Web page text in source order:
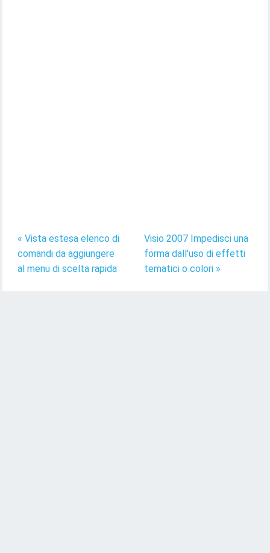
« Vista estesa elenco di
comandi da aggiungere
al menu di scelta rapida
Visio 2007 Impedisci una
forma dall'uso di effetti
tematici o colori »